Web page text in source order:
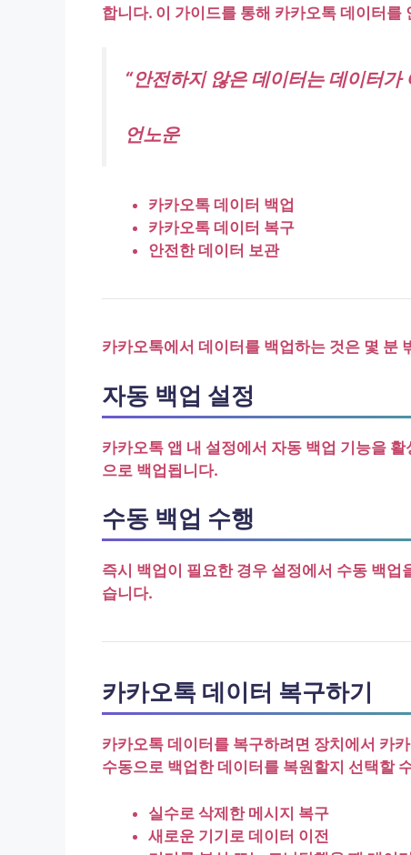
합니다. 이 가이드를 통해 카카오톡 데이터
“안전하지 않은 데이터는 데이터가
언노운
카카오톡 데이터 백업
카카오톡 데이터 복구
안전한 데이터 보관
카카오톡에서 데이터를 백업하는 것은 몇 분
자동 백업 설정
카카오톡 앱 내 설정에서 자동 백업 기능을
으로 백업됩니다.
수동 백업 수행
즉시 백업이 필요한 경우 설정에서 수동 백
습니다.
카카오톡 데이터 복구하기
카카오톡 데이터를 복구하려면 장치에서 카
수동으로 백업한 데이터를 복원할지 선택할
실수로 삭제한 메시지 복구
새로운 기기로 데이터 이전